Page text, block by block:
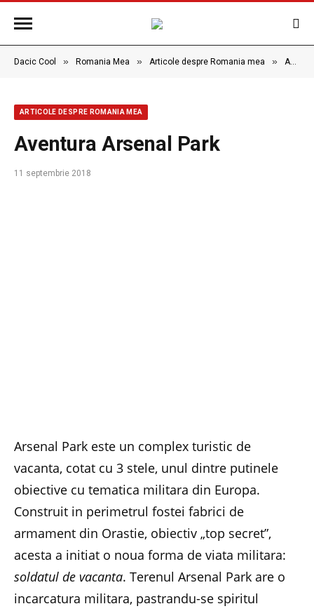
Dacic Cool » Romania Mea » Articole despre Romania mea » Aventura Arsenal Park
ARTICOLE DESPRE ROMANIA MEA
Aventura Arsenal Park
11 septembrie 2018
Arsenal Park este un complex turistic de
vacanta, cotat cu 3 stele, unul dintre putinele
obiective cu tematica militara din Europa.
Construit in perimetrul fostei fabrici de
armament din Orastie, obiectiv „top secret”,
acesta a initiat o noua forma de viata militara:
soldatul de vacanta. Terenul Arsenal Park are o
incarcatura militara, pastrandu-se spiritul